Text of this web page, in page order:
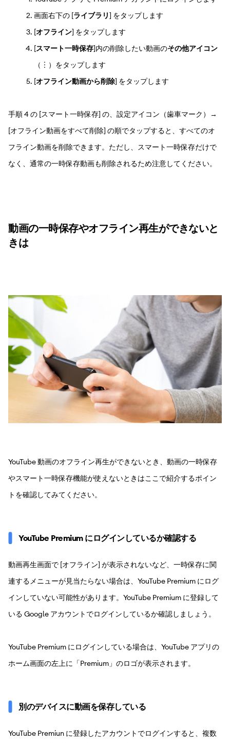
画面右下の [ライブラリ] をタップします
[オフライン] をタップします
[スマート一時保存]内の削除したい動画のその他アイコン
（︙）をタップします
[オフライン動画から削除] をタップします
手順 4 の [スマート一時保存] の、設定アイコン（歯車マーク）→
[オフライン動画をすべて削除] の順でタップすると、すべてのオ
フライン動画を削除できます。ただし、スマート一時保存だけで
なく、通常の一時保存動画も削除されるため注意してください。
動画の一時保存やオフライン再生ができないと
きは
YouTube 動画のオフライン再生ができないとき、動画の一時保存
やスマート一時保存機能が使えないときはここで紹介するポイン
トを確認してみてください。
YouTube Premium にログインしているか確認する
動画再生画面で [オフライン] が表示されないなど、一時保存に関
連するメニューが見当たらない場合は、YouTube Premium にログ
インしていない可能性があります。YouTube Premium に登録して
いる Google アカウントでログインしているか確認しましょう。
YouTube Premium にログインしている場合は、YouTube アプリの
ホーム画面の左上に「Premium」のロゴが表示されます。
別のデバイスに動画を保存している
YouTube Premiun に登録したアカウントでログインすると、複数